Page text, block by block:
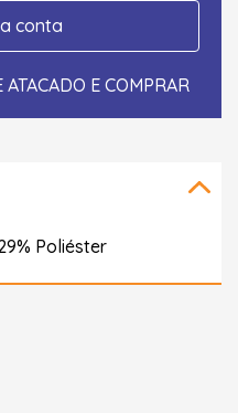
conta
ATACADO E COMPRAR
Poliéster